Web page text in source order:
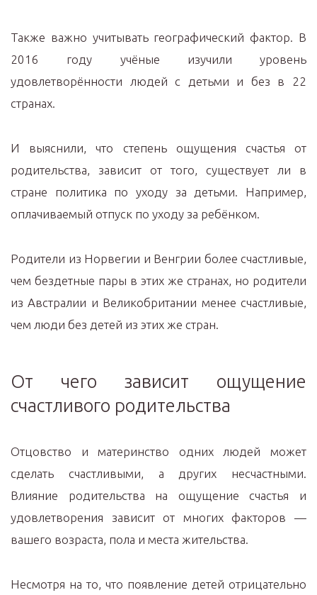
Также важно учитывать географический фактор. В
2016 году учёные изучили уровень
удовлетворённости людей с детьми и без в 22
странах.
И выяснили, что степень ощущения счастья от
родительства, зависит от того, существует ли в
стране политика по уходу за детьми. Например,
оплачиваемый отпуск по уходу за ребёнком.
Родители из Норвегии и Венгрии более счастливые,
чем бездетные пары в этих же странах, но родители
из Австралии и Великобритании менее счастливые,
чем люди без детей из этих же стран.
От чего зависит ощущение
счастливого родительства
Отцовство и материнство одних людей может
сделать счастливыми, а других несчастными.
Влияние родительства на ощущение счастья и
удовлетворения зависит от многих факторов —
вашего возраста, пола и места жительства.
Несмотря на то, что появление детей отрицательно